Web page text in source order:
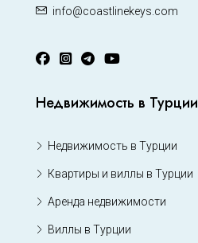
info@coastlinekeys.com
Недвижимость в Турции
Недвижимость в Турции
Квартиры и виллы в Турции
Аренда недвижимости
Виллы в Турции